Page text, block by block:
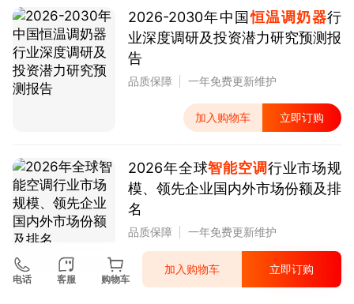
2026-2030年中国恒温调奶器行
业深度调研及投资潜力研究预测报
告
品质保障 一年免费更新维护
加入购物车 立即订购
2026年全球智能空调行业市场规
模、领先企业国内外市场份额及排
名
品质保障 一年免费更新维护
加入购物车 立即订购
电话 客服 购物车
加入购物车 立即订购